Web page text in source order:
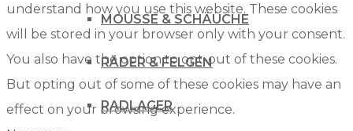
MOUSSE & SCHÄUCHE
RÄDER & FELGEN
RADLAGER
understand how you use this website. These cookies
will be stored in your browser only with your consent.
You also have the option to opt-out of these cookies.
But opting out of some of these cookies may have an
effect on your browsing experience.